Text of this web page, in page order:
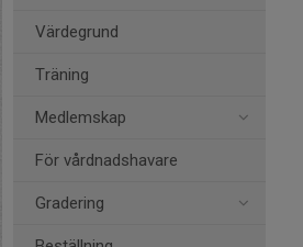
Värdegrund
Träning
Medlemskap
För vårdnadshavare
Gradering